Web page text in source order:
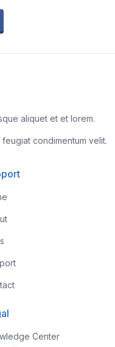
aliquet et et lorem.
condimentum velit.
Center